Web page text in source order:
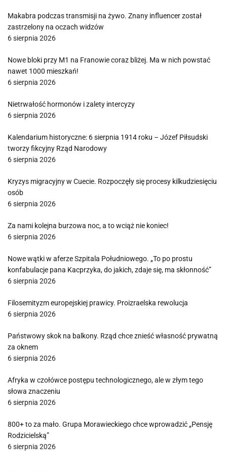
Makabra podczas transmisji na żywo. Znany influencer został
zastrzelony na oczach widzów
6 sierpnia 2026
Nowe bloki przy M1 na Franowie coraz bliżej. Ma w nich powstać
nawet 1000 mieszkań!
6 sierpnia 2026
Nietrwałość hormonów i zalety intercyzy
6 sierpnia 2026
Kalendarium historyczne: 6 sierpnia 1914 roku – Józef Piłsudski
tworzy fikcyjny Rząd Narodowy
6 sierpnia 2026
Kryzys migracyjny w Cuecie. Rozpoczęły się procesy kilkudziesięciu
osób
6 sierpnia 2026
Za nami kolejna burzowa noc, a to wciąż nie koniec!
6 sierpnia 2026
Nowe wątki w aferze Szpitala Południowego. „To po prostu
konfabulacje pana Kacprzyka, do jakich, zdaje się, ma skłonność”
6 sierpnia 2026
Filosemityzm europejskiej prawicy. Proizraelska rewolucja
6 sierpnia 2026
Państwowy skok na balkony. Rząd chce znieść własność prywatną
za oknem
6 sierpnia 2026
Afryka w czołówce postępu technologicznego, ale w złym tego
słowa znaczeniu
6 sierpnia 2026
800+ to za mało. Grupa Morawieckiego chce wprowadzić „Pensję
Rodzicielską”
6 sierpnia 2026